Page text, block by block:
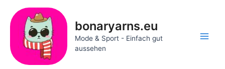
Inhalt
springen
bonaryarns.eu
Mode & Sport - Einfach gut
aussehen